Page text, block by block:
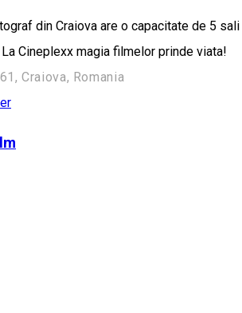
din Craiova are o capacitate de 5
Cineplexx magia filmelor prinde viata!
Craiova, Romania